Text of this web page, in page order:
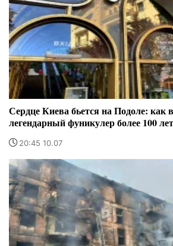
Сердце Киева бьется на Подоле: как
легендарный фуникулер более 100
20:45 10.07